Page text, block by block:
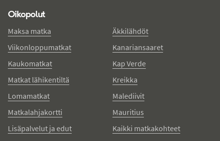
Oikopolut
Maksa matka
Viikonloppumatkat
Kaukomatkat
Matkat lähikentiltä
Lomamatkat
Matkalahjakortti
Lisäpalvelut ja edut
Äkkilähdöt
Kanariansaaret
Kap Verde
Kreikka
Malediivit
Mauritius
Kaikki matkakohteet